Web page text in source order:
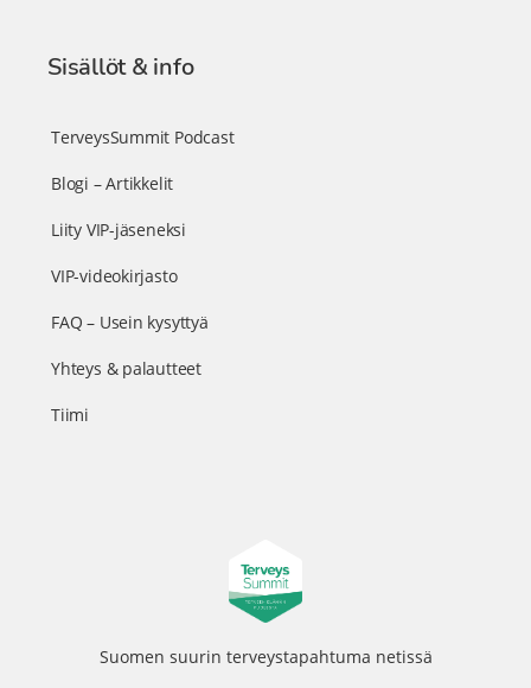
Sisällöt & info
TerveysSummit Podcast
Blogi – Artikkelit
Liity VIP-jäseneksi
VIP-videokirjasto
FAQ – Usein kysyttyä
Yhteys & palautteet
Tiimi
Suomen suurin terveystapahtuma netissä